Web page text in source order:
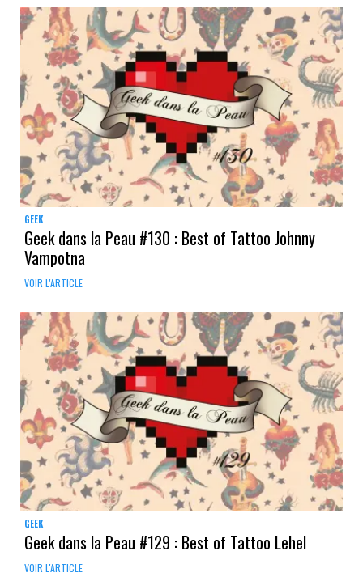
GEEK
Geek dans la Peau #130 : Best of Tattoo Johnny
Vampotna
VOIR L'ARTICLE
GEEK
Geek dans la Peau #129 : Best of Tattoo Lehel
VOIR L'ARTICLE